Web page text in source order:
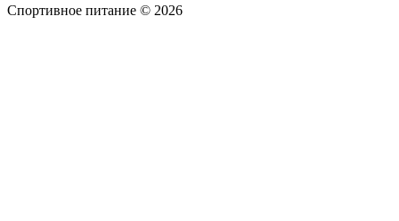
Спортивное питание © 2026